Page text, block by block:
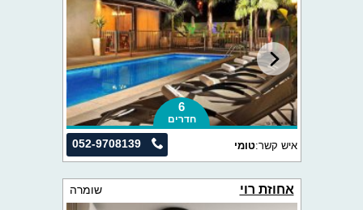
6
חדרים
052-9708139 איש קשר:טומי
אחוזת רוי שומרה